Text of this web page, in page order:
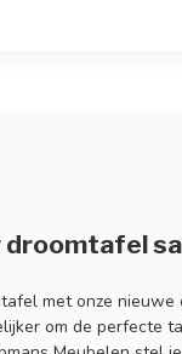
droomtafel
met onze nieuwe
om de perfecte